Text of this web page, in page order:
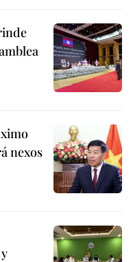
nexos